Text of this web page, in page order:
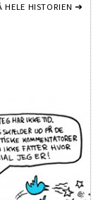
HELE HISTORIEN ➔